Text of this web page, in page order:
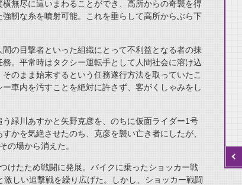
無尽に這いまわることができ、高所からの奇襲を得
靭な糸を噴射可能。これを垂らして高所からぶら下
の目撃者といった組織にとって不利益となる者の抹
。平常時はタクシー運転手として人間社会に溶け込
のまま始末するという任務遂行方法を取っていたこ
車内を汚すことを絶対に許さず、客がくしゃみをし
緑川あすかと矢野克彦を、のちに仮面ライダー1号
かを気絶させたのち、克彦を襲い亡き者にしたが、
の場から消えた。
けたため戦闘に発展。バイクに乗ったショッカー戦
しい追撃戦を繰り広げた。しかし、ショッカー戦闘
thumbnail Next